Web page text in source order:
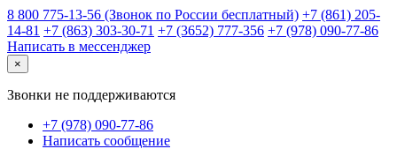
8 800 775-13-56 (Звонок по России бесплатный) +7 (861) 205-
14-81 +7 (863) 303-30-71 +7 (3652) 777-356 +7 (978) 090-77-86
Написать в мессенджер
×
Звонки не поддерживаются
+7 (978) 090-77-86
Написать сообщение